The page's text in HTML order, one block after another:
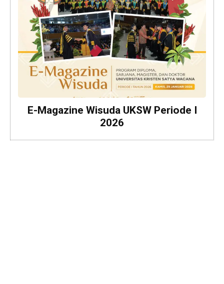
E-Magazine Wisuda UKSW Periode I
2026